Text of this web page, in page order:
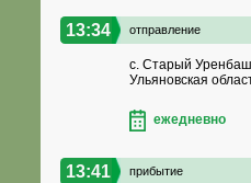
13:34 отправление
с. Старый
Ульяновская
ежедневно
13:41 прибытие